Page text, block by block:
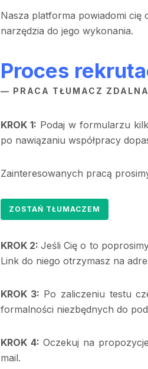
Nasza platforma powiadomi cię
narzędzia do jego wykonania.
Proces
— PRACA TŁUMACZ ZDALNA
KROK 1: Podaj w formularzu
po nawiązaniu współpracy
Zainteresowanych pracą
ZOSTAŃ TŁUMACZEM
KROK 2:Jeśli Cię o to
Link do niego otrzymasz na
KROK 3: Po zaliczeniu testu
formalności niezbędnych do
KROK 4:Oczekuj na
mail.